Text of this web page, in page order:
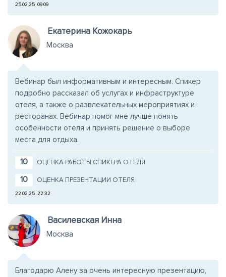
09:09
25.02.25
Екатерина Кожокарь
Москва
Вебинар был информативным и интересным. Спикер
подробно рассказал об услугах и инфраструктуре
отеля, а также о развлекательных мероприятиях и
ресторанах. Вебинар помог мне лучше понять
особенности отеля и принять решение о выборе
места для отдыха.
10 ОЦЕНКА РАБОТЫ СПИКЕРА ОТЕЛЯ
10 ОЦЕНКА ПРЕЗЕНТАЦИИ ОТЕЛЯ
22:32
22.02.25
Василевская Инна
Москва
Благодарю Алену за очень интересную презентацию,